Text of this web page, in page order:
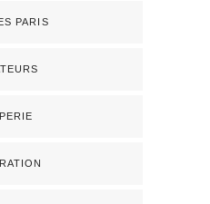
PARIS